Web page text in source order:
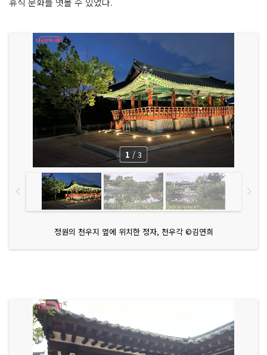
정원의 천우지 옆에 위치한 정자, 천우각 ©김연희
1 / 3